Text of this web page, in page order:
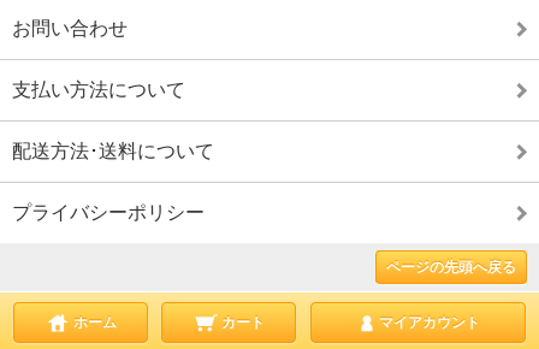
お問い合わせ
支払い方法について
配送方法･送料について
プライバシーポリシー
ページの先頭へ戻る
ホーム カート マイアカウント